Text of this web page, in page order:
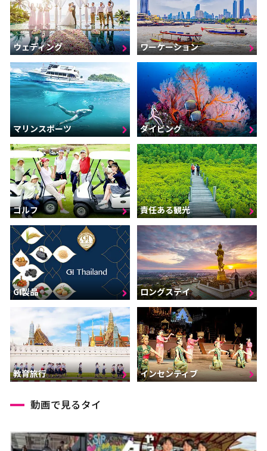
ウェディング ワーケーション
マリンスポーツ ダイビング
ゴルフ 責任ある観光
GI製品 ロングステイ
教育旅行 インセンティブ
動画で見るタイ